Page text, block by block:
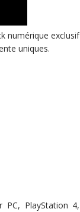
numérique exclusif
uniques.
PlayStation 4,